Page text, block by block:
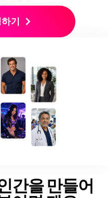
기
간을 만들어